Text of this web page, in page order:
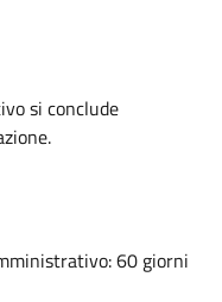
si conclude
60 giorni